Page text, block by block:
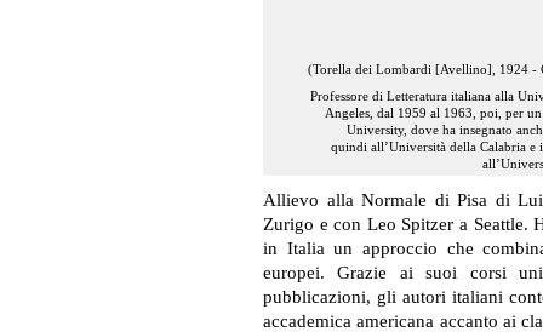
(Torella dei Lombardi [Avellino], 1924 -
Professore di Letteratura italiana alla
Angeles, dal 1959 al 1963, poi, per
University, dove ha insegnato
quindi all’Università della Calabria
Allievo alla Normale di Pisa di
Zurigo e con Leo Spitzer a Seattle.
in Italia un approccio che
europei. Grazie ai suoi corsi
pubblicazioni, gli autori italiani
accademica americana accanto ai